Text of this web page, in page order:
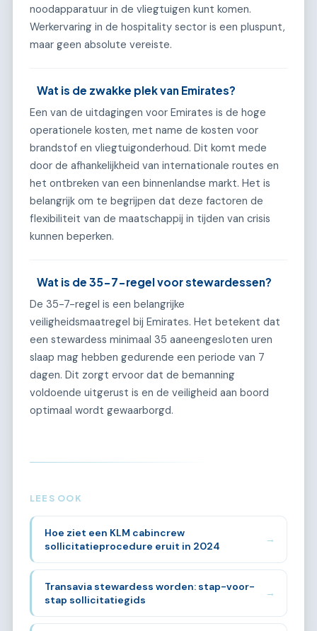
noodapparatuur in de vliegtuigen kunt komen.
Werkervaring in de hospitality sector is een pluspunt,
maar geen absolute vereiste.
Wat is de zwakke plek van Emirates?
Een van de uitdagingen voor Emirates is de hoge
operationele kosten, met name de kosten voor
brandstof en vliegtuigonderhoud. Dit komt mede
door de afhankelijkheid van internationale routes en
het ontbreken van een binnenlandse markt. Het is
belangrijk om te begrijpen dat deze factoren de
flexibiliteit van de maatschappij in tijden van crisis
kunnen beperken.
Wat is de 35-7-regel voor stewardessen?
De 35-7-regel is een belangrijke
veiligheidsmaatregel bij Emirates. Het betekent dat
een stewardess minimaal 35 aaneengesloten uren
slaap mag hebben gedurende een periode van 7
dagen. Dit zorgt ervoor dat de bemanning
voldoende uitgerust is en de veiligheid aan boord
optimaal wordt gewaarborgd.
LEES OOK
Hoe ziet een KLM cabincrew
sollicitatieprocedure eruit in 2024
→
Transavia stewardess worden: stap-voor-
stap sollicitatiegids
→